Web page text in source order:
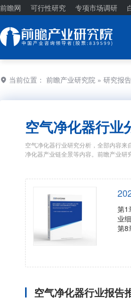
前瞻网 可行性研究 专项市场调研
当前位置： 前瞻产业研究院 » 研究报告
空气净化器行业
空气净化器行业研究分析，全部内容
净化器产业链全景等内容。前瞻产业
第1
业
第8
空气净化器行业报告